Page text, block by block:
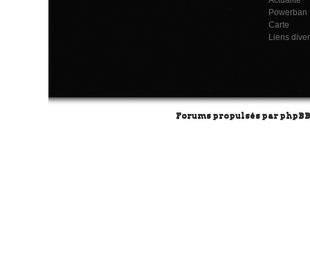
Powerban
Carte
Liens
Forums propulsés par phpBB